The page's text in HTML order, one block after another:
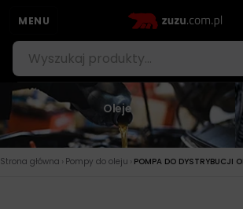
MENU
Oleje
Strona główna › Pompy do oleju › POMPA DO DYSTRYBUCJI